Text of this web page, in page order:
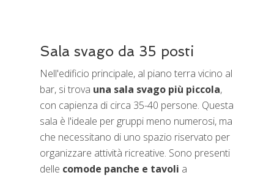
Sala svago da 35 posti
Nell'edificio principale, al piano terra vicino al
bar, si trova una sala svago più piccola,
con capienza di circa 35-40 persone. Questa
sala è l'ideale per gruppi meno numerosi, ma
che necessitano di uno spazio riservato per
organizzare attività ricreative. Sono presenti
delle comode panche e tavoli a